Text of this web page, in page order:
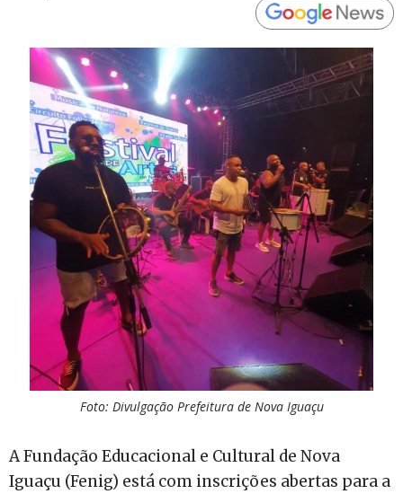
Foto: Divulgação Prefeitura de Nova Iguaçu
A Fundação Educacional e Cultural de Nova
Iguaçu (Fenig) está com inscrições abertas para a